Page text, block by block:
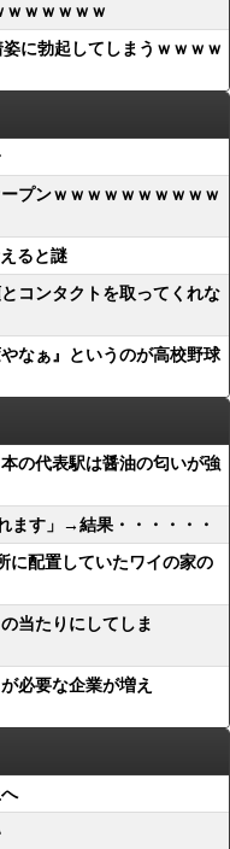
ｗｗｗｗｗｗ
に勃起してしまうｗｗｗｗ
プンｗｗｗｗｗｗｗｗｗｗ
ると謎
コンタクトを取ってくれな
なぁ』というのが高校野球
の代表駅は醤油の匂いが強
ます」→結果・・・・・・
に配置していたワイの家の
当たりにしてしま
必要な企業が増え